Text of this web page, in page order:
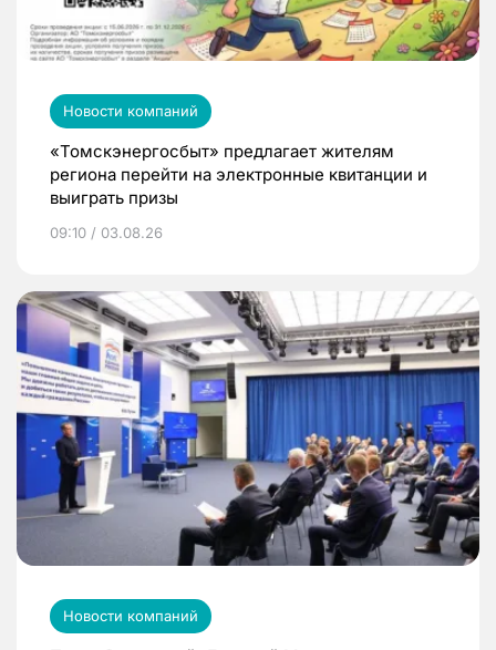
Новости компаний
«Томскэнергосбыт» предлагает жителям
региона перейти на электронные квитанции и
выиграть призы
09:10 / 03.08.26
Новости компаний